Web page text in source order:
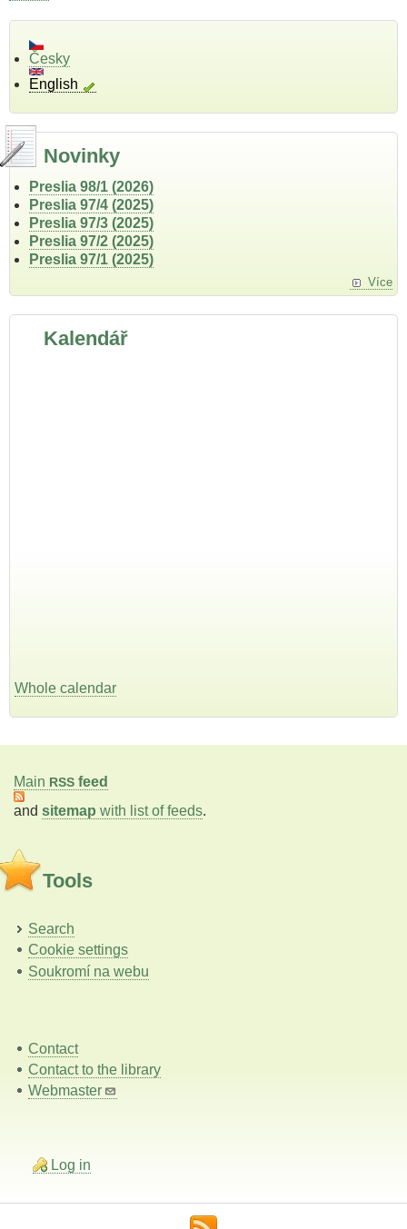
Česky
English
Novinky
Preslia 98/1 (2026)
Preslia 97/4 (2025)
Preslia 97/3 (2025)
Preslia 97/2 (2025)
Preslia 97/1 (2025)
Více
Kalendář
Whole calendar
Main RSS feed
and sitemap with list of feeds.
Tools
Search
Cookie settings
Soukromí na webu
Contact
Contact to the library
Webmaster
Log in